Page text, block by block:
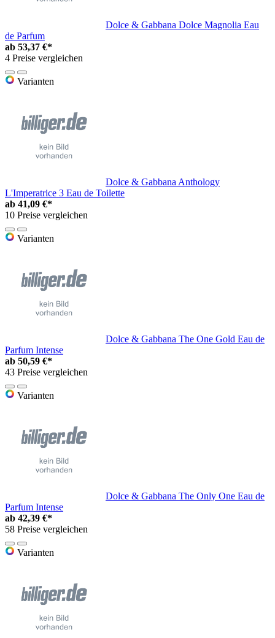
Dolce & Gabbana Dolce Magnolia Eau
de Parfum
ab 53,37 €*
4 Preise vergleichen
Varianten
Dolce & Gabbana Anthology
L'Imperatrice 3 Eau de Toilette
ab 41,09 €*
10 Preise vergleichen
Varianten
Dolce & Gabbana The One Gold Eau de
Parfum Intense
ab 50,59 €*
43 Preise vergleichen
Varianten
Dolce & Gabbana The Only One Eau de
Parfum Intense
ab 42,39 €*
58 Preise vergleichen
Varianten